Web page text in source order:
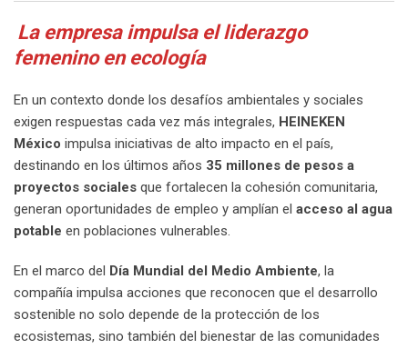
La empresa impulsa el liderazgo
femenino en ecología
En un contexto donde los desafíos ambientales y sociales
exigen respuestas cada vez más integrales, HEINEKEN
México impulsa iniciativas de alto impacto en el país,
destinando en los últimos años 35 millones de pesos a
proyectos sociales que fortalecen la cohesión comunitaria,
generan oportunidades de empleo y amplían el acceso al agua
potable en poblaciones vulnerables.
En el marco del Día Mundial del Medio Ambiente, la
compañía impulsa acciones que reconocen que el desarrollo
sostenible no solo depende de la protección de los
ecosistemas, sino también del bienestar de las comunidades